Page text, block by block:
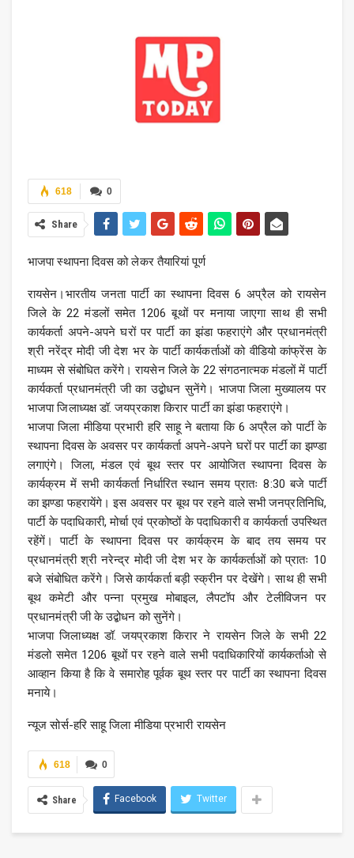
0
618
Share
भाजपा स्थापना दिवस को लेकर तैयारियां पूर्ण
रायसेन।भारतीय जनता पार्टी का स्थापना दिवस 6 अप्रैल को रायसेन
जिले के 22 मंडलों समेत 1206 बूथों पर मनाया जाएगा साथ ही सभी
कार्यकर्ता अपने-अपने घरों पर पार्टी का झंडा फहराएंगे और प्रधानमंत्री
श्री नरेंद्र मोदी जी देश भर के पार्टी कार्यकर्ताओं को वीडियो कांफ्रेंस के
माध्यम से संबोधित करेंगे। रायसेन जिले के 22 संगठनात्मक मंडलों में पार्टी
कार्यकर्ता प्रधानमंत्री जी का उद्बोधन सुनेंगे। भाजपा जिला मुख्यालय पर
भाजपा जिलाध्यक्ष डॉ. जयप्रकाश किरार पार्टी का झंडा फहराएंगे।
भाजपा जिला मीडिया प्रभारी हरि साहू ने बताया कि 6 अप्रैल को पार्टी के
स्थापना दिवस के अवसर पर कार्यकर्ता अपने-अपने घरों पर पार्टी का झण्डा
लगाएंगे। जिला, मंडल एवं बूथ स्तर पर आयोजित स्थापना दिवस के
कार्यक्रम में सभी कार्यकर्ता निर्धारित स्थान समय प्रातः 8:30 बजे पार्टी
का झण्डा फहरायेंगे। इस अवसर पर बूथ पर रहने वाले सभी जनप्रतिनिधि,
पार्टी के पदाधिकारी, मोर्चा एवं प्रकोष्ठों के पदाधिकारी व कार्यकर्ता उपस्थित
रहेंगें। पार्टी के स्थापना दिवस पर कार्यक्रम के बाद तय समय पर
प्रधानमंत्री श्री नरेन्द्र मोदी जी देश भर के कार्यकर्ताओं को प्रातः 10
बजे संबोधित करेंगे। जिसे कार्यकर्ता बड़ी स्क्रीन पर देखेंगे। साथ ही सभी
बूथ कमेटी और पन्ना प्रमुख मोबाइल, लैपटॉप और टेलीविजन पर
प्रधानमंत्री जी के उद्बोधन को सुनेंगे।
भाजपा जिलाध्यक्ष डॉ. जयप्रकाश किरार ने रायसेन जिले के सभी 22
मंडलो समेत 1206 बूथों पर रहने वाले सभी पदाधिकारियों कार्यकर्ताओ से
आव्हान किया है कि वे समारोह पूर्वक बूथ स्तर पर पार्टी का स्थापना दिवस
मनाये।
न्यूज सोर्स-हरि साहू जिला मीडिया प्रभारी रायसेन
0
618
Share Facebook Twitter